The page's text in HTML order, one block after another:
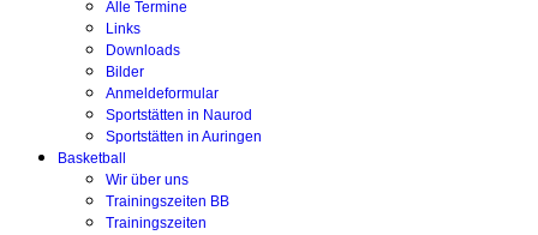
Alle Termine
Links
Downloads
Bilder
Anmeldeformular
Sportstätten in Naurod
Sportstätten in Auringen
Basketball
Wir über uns
Trainingszeiten BB
Trainingszeiten